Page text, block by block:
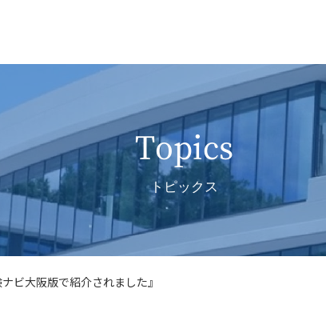
Topics
トピックス
大阪版で紹介されました』